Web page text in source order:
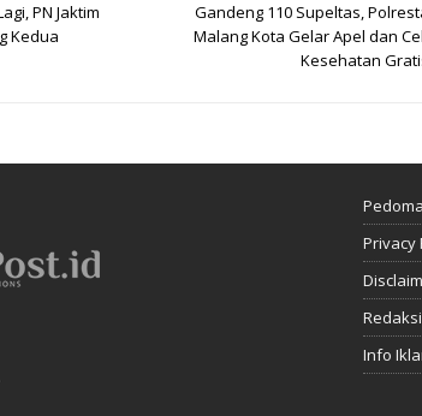
PN Jaktim
Kedua
Gandeng 110 Supeltas,
Malang Kota Gelar Apel dan
Kesehatan
Privacy
Redaksi
Info